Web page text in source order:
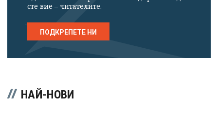
сте вие – читателите.
ПОДКРЕПЕТЕ НИ
НАЙ-НОВИ